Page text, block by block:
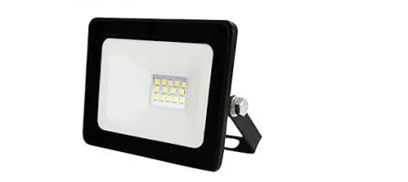
NON DISPONIBILE A MAGAZZINO
Avvisami quando disponibile